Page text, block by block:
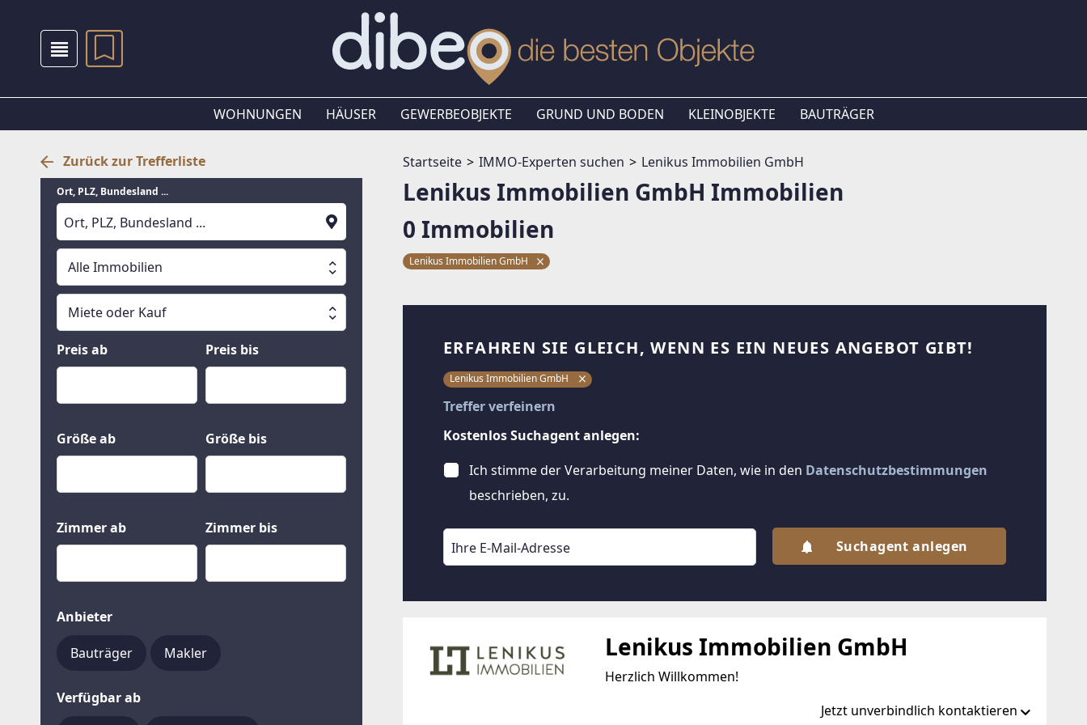
WOHNUNGEN HÄUSER GEWERBEOBJEKTE GRUND UND BODEN KLEINOBJEKTE BAUTRÄGER
Zurück zur Trefferliste
Ort, PLZ, Bundesland ...
Suche läuft
Alle Immobilien
Alle Immobilien
Häuser
Grund und Boden
Miete oder Kauf
Miete oder Kauf
Kauf
Preis ab Preis bis
Größe ab Größe bis
Zimmer ab Zimmer bis
Anbieter
Bauträger Makler
Verfügbar ab
Startseite IMMO-Experten suchen Lenikus Immobilien GmbH
Lenikus Immobilien GmbH Immobilien
0 Immobilien
Lenikus Immobilien GmbH
ERFAHREN SIE GLEICH, WENN ES EIN NEUES ANGEBOT GIBT!
Lenikus Immobilien GmbH
Treffer verfeinern
Kostenlos Suchagent anlegen:
Ich stimme der Verarbeitung meiner Daten, wie in den Datenschutzbestimmungen
beschrieben, zu.
Suchagent anlegen
Lenikus Immobilien GmbH
Herzlich Willkommen!
Jetzt unverbindlich kontaktieren